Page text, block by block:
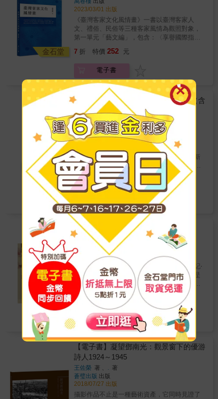
來到臺灣，深入到今日新竹新埔、關西一帶拓
墾。在開創新家園的過程中，他們面對的是甚
麼樣的環境？又經歷了甚麼樣的遭遇？為甚麼
新版的族譜要將獵首的紀錄刪除？種種的不解
與疑問，驅使作者走入北臺灣淺山地帶，訪
廟、找墓、問神、尋鬼。透過文獻資料的爬梳
與走訪部落與客庄的耆老，採集口述，一部有
家為主體、用浪漫作包裝的&mdash;&mdash;
臺三線沿線山林，重新被詮釋出來。 作者筆下
的這處山林，包含了客家人、道卡斯族、凱達
格蘭族與泰雅族人，以及諸神與野鬼們為了生
存，累世累代的互動與折衝，這些故事存在於
民間記憶與口述傳說，視角多元、眾聲喧嘩。
然而，這並不是一本單純講述北臺灣山林的鄉
野傳奇之書，也不是要重新扒開過往人群接觸
所造成的傷與痛。當國家元首代表政府與國
家，向原住民族道歉之後，唯有重新回到人群
交界地帶，透過客庄與部落耆老口中的娓娓道
來，不管是客家人念茲在茲的無頭祖公婆，或
是泰雅與平埔族人被佔據開發的傳統領域，存
在於不同人群的記憶，以及存在於記憶之中，
深邃而難以拋下的悲痛與埋怨，才得以被說
出、被看見。唯有被說出、被看見，才有機會
進行人群間多向的溝通、對話與理解，也才能
達到真正的和解，讓因歷史與時代造成的傷
口，得以結痂癒合。
了台灣的客家，更進一步認識世界上的客家。
過去，有客家人是北方正統「中原傳人」的說
法，但事實上，客家人是經過千年以上的歷史
演進才逐漸形成的民系。它主要是在閩粵贛三
省交界山區，由漢、畲兩族的山區居民，為了
共同反抗統治者壓迫，經過數百年的戰鬥，慢
塑了客家剽悍的民風。加上南宋的文天祥曾在
此召集民兵，以寡敵眾，力抗元軍，因此後人
對當地的忠勇史蹟，留下了鮮明的印象。 客家
人素有忠義之名，不過台灣史上幾次重要的民
變民反中，客家人雖然也都身居要角，卻因為
彼此之間立場不同，甚至在政治操弄下相互仇
殺，寫下了台灣移民史極為不幸的一頁。 近代
之後，客家人開始出現往國外移民的大趨勢，
除了東南亞為主要的外移地區之外，在鴉片戰
爭之後，更有數十萬客家農民簽下賣身契，如
浪潮般流向帝國主義下的殖民地充當勞工，在
異國的土地上留下了他們的足跡。 客家人是世
界歷史發展中的重要角色，更是近代資本經濟
發展的幕後功臣， 讓我們循著這條不曾有人走
過的軌跡，重新發現客家，認識客家。 &
金石堂
2023/03/01 出版
《臺灣客家文化風情畫》一書以臺灣客家人
文、禮俗、民俗等三種客家風情為觀照對象，
第一單元「藝文編」，包含：〈享譽國際指揮
舉隅〉等二篇論文。第二單元「禮儀編」，包
灣客家三獻禮的文化探源〉、〈臺灣客家傳統
婚姻禮俗探析〉、〈從《禮記．月令》探析臺
灣客家節氣諺語的文化蘊涵〉等四篇論文。第
三單元「民俗編」，包含：〈從客家飲食諺語
探索客家傳統文化的內涵〉、〈從客家本色歌
謠探析臺灣客家傳統文化內涵〉、〈從客家山
歌初探臺灣傳統客家婦女的社會地位〉、〈臺
灣客家茶文化內涵探析〉、〈臺灣客家節慶美
食的文化蘊涵〉等五篇論文。
7 折 特價 252 元
電子書
Readmoo
【電子書】轉來尞—落腳到客庄个人（含
別冊）
郭玉敏、邱月婷、劉逸姿著
聯經出版
2020/08/07 出版
民視製播節目《行轉我庄》規劃出版節目專
書，並且依「臺灣新創客家學」的概念，重新
編輯節目所提之50集內容，如何將其提高至符
合「客家學」之高度，展示客家產業新創的思
考方向。當然，亦有必要轉化渡「客家學」此
一較嚴肅、具學術性的概念，至一個更易於當
下閱讀市場接納、廣傳、形成話題的方向。 因
此，我們認為可以將「客家學」在此書中，轉
化為現在正蔚為潮流的風土設計與地方創生的
結合、描述與呈現。如果「客家學」視為一種
「客家之道」，那麼本書便是追尋此道的旅
程，一次地氣風土創生之旅，在這個旅程中，
我們透過審視客家的美學、日常生活、人文、
自然觀，來重新認識節目所紀錄的產業、產
品、職人、創業經驗、居遊體驗等等。而這便
是本書的企劃核心，一：從風土設計的切入角
度來審視，這些事物不僅僅是某種消費或創意
商品，它們是在風土千錘百鍊的結晶與「客」
的藝術。二．同樣是從風土設計的角度切出，
節目裡無論成功或失敗的經驗，風土都是所有
願意投入新創或青創的人的共同資產。 在節目
專書裡，我們要提出的核心就是：「我庄風土
就在那裡，一視同仁，端視參與者如何機變運
用。」正是這些機變運用，才足以形成複雜廣
闊的「客家學」，也才有橫向連結的可能基礎
&mdash;因為我們有共同的「我庄風土」。
特價 228 元
金石堂
【電子書】臺灣客家禮俗文化新探索
謝淑熙著
萬卷樓
出版
2018/11/01 出版
孔子說：「安上治民，莫善於禮。」（《禮記‧
經解》）可見禮與人生的關係密不可分，更是
人們安身立命的圭臬。古禮源於風俗民情，最
可考見當時社會現狀。因此全書所探索的範
疇，涵蘊臺灣客家姓氏與堂號、臺灣客家文
學、客話成語、客語釋音、堂號與宗祠聯語、
客家三獻禮、族譜家訓、宗祠文化、客家信仰
禮俗等部分。追溯我國的禮制，是起源於對天
地神明與祖先崇敬的祭拜儀式。《禮記‧祭統》
也說：「凡治人之道，莫急於禮；禮有五經，
莫重於祭。」強調祭禮的重要。數千年來，歷
經朝代的更迭、社會結構的變遷，客家傳統的
信仰禮俗，無論是禮儀形式或行禮內容，多遵
循傳統禮制，不僅具有教孝感恩、報本反始的
7 折 特價 294 元
電子書
【電子書】凝望鄧南光：觀景窗下的優游
詩人1924～1945
王佐榮 著 、 . 著
蒼璧出版 出版
2018/07/27 出版
攝影作品不止是一種藝術資產，它同時見證了